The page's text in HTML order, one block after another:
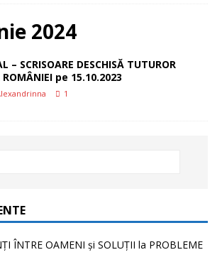
2024
– SCRISOARE DESCHISĂ TUTUROR
ROMÂNIEI pe 15.10.2023
1
ÎNTRE OAMENI și SOLUȚII la PROBLEME